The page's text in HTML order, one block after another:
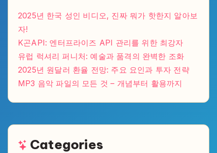
2025년 한국 성인 비디오, 진짜 뭐가 핫한지 알아보
자!
K곤API: 엔터프라이즈 API 관리를 위한 최강자
유럽 럭셔리 퍼니처: 예술과 품격의 완벽한 조화
2025년 원달러 환율 전망: 주요 요인과 투자 전략
MP3 음악 파일의 모든 것 – 개념부터 활용까지
Categories